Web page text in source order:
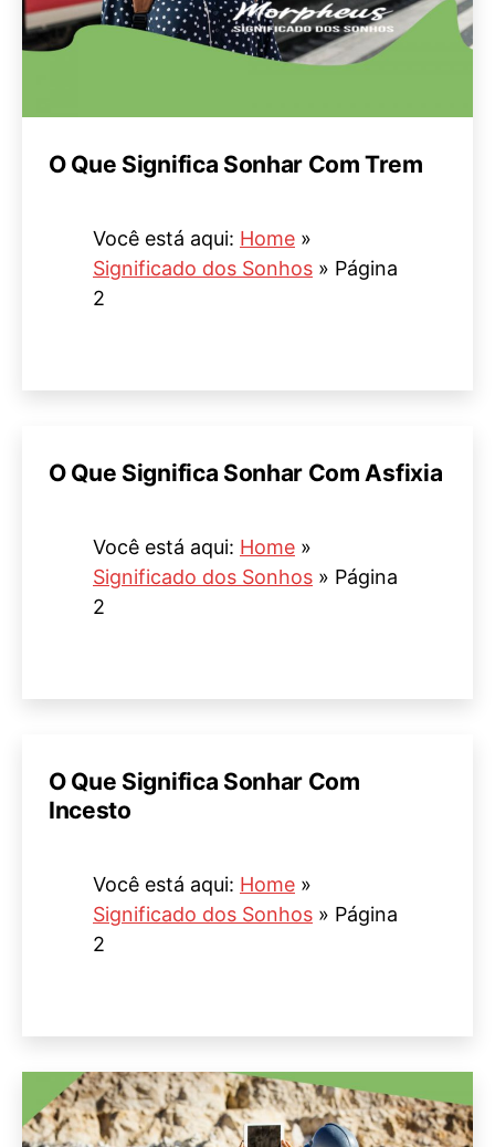
O Que Significa Sonhar Com Trem
Você está aqui: Home »
Significado dos Sonhos » Página
2
O Que Significa Sonhar Com Asfixia
Você está aqui: Home »
Significado dos Sonhos » Página
2
O Que Significa Sonhar Com
Incesto
Você está aqui: Home »
Significado dos Sonhos » Página
2